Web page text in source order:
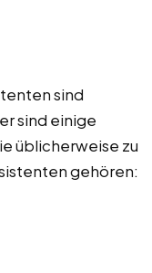
sind
sind einige
üblicherweise zu
gehören: